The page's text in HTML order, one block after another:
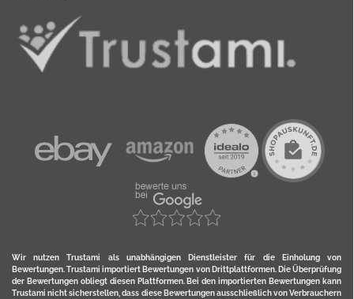
Wir nutzen Trustami als unabhängigen Dienstleister für die Einholung von
Bewertungen. Trustami importiert Bewertungen von Drittplattformen. Die Überprüfung
der Bewertungen obliegt diesen Plattformen. Bei den importierten Bewertungen kann
Trustami nicht sicherstellen, dass diese Bewertungen ausschließlich von Verbrauchern